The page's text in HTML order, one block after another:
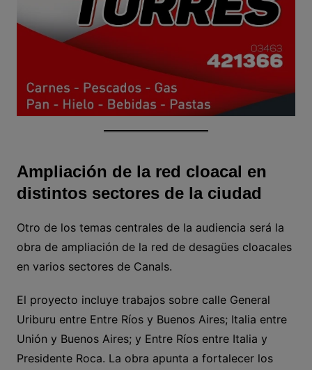
Ampliación de la red cloacal en
distintos sectores de la ciudad
Otro de los temas centrales de la audiencia será la
obra de ampliación de la red de desagües cloacales
en varios sectores de Canals.
El proyecto incluye trabajos sobre calle General
Uriburu entre Entre Ríos y Buenos Aires; Italia entre
Unión y Buenos Aires; y Entre Ríos entre Italia y
Presidente Roca. La obra apunta a fortalecer los